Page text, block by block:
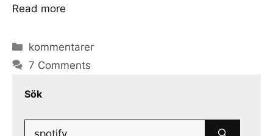
Read more
Categories
kommentarer
7 Comments
Sök
Search